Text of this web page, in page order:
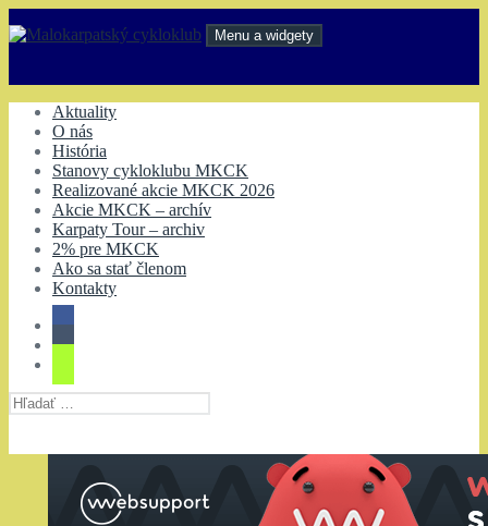
na
Menu a widgety
Aktuality
O nás
História
Stanovy cykloklubu MKCK
Realizované akcie MKCK 2026
Akcie MKCK – archív
Karpaty Tour – archiv
2% pre MKCK
Ako sa stať členom
Kontakty
Hľadať: